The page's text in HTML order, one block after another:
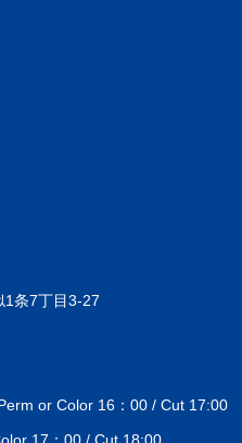
1条7丁目3-27
or Color 16：00 / Cut 17:00